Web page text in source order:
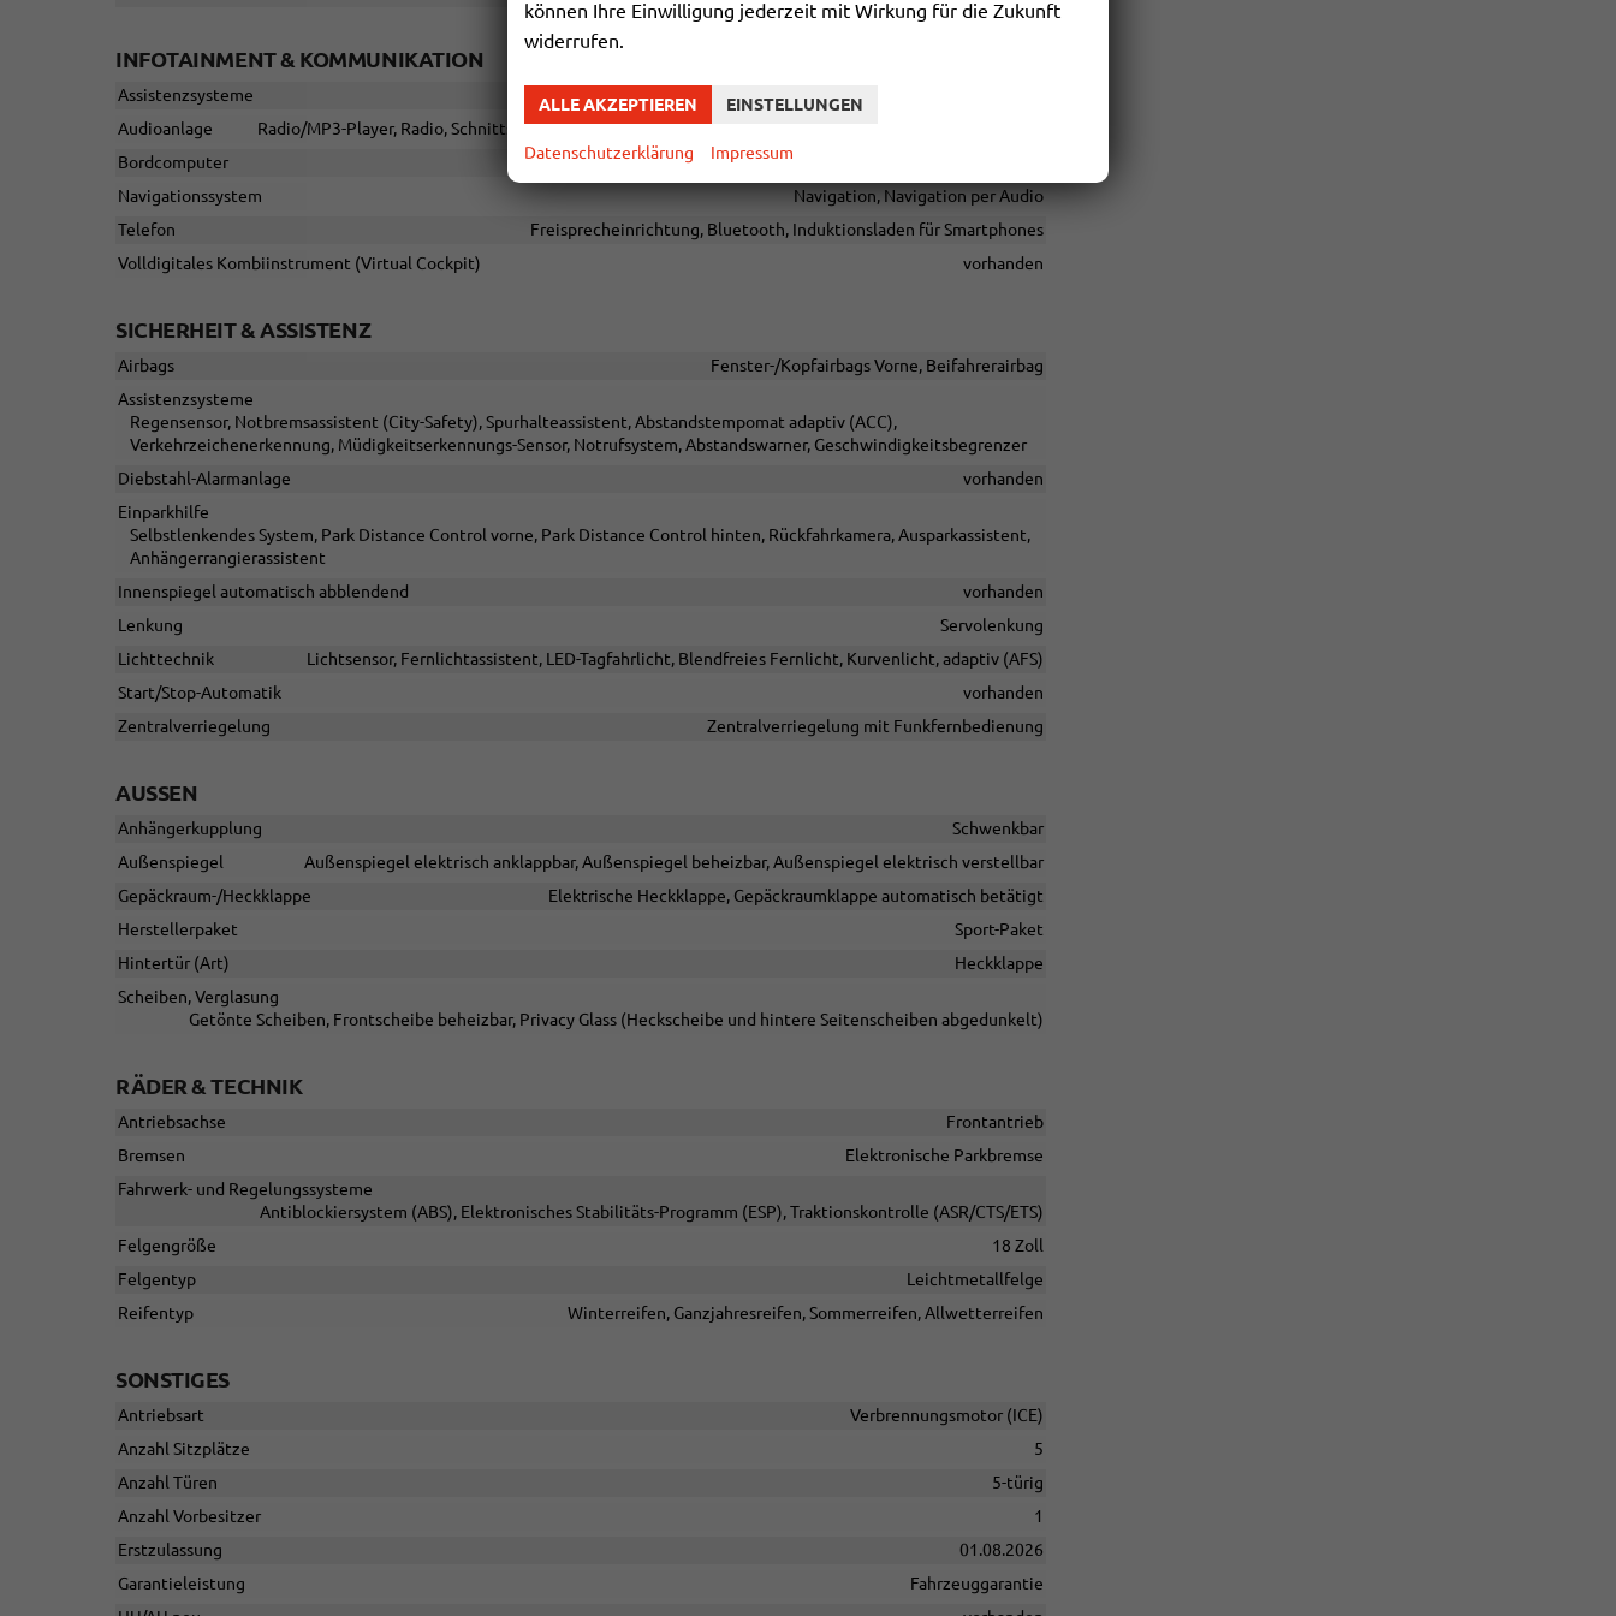
INFOTAINMENT & KOMMUNIKATION
Assistenzsysteme
Audioanlage
Radio/MP3-Player, Radio, Schnittstelle USB, Digitalradio DAB, Android Auto, Apple CarPlay, Touchscreen
Bordcomputer
Navigationssystem
Navigation, Navigation per Audio
Telefon
Freisprecheinrichtung, Bluetooth, Induktionsladen für Smartphones
Volldigitales Kombiinstrument (Virtual Cockpit)
vorhanden
SICHERHEIT & ASSISTENZ
Airbags
Fenster-/Kopfairbags Vorne, Beifahrerairbag
Assistenzsysteme
Regensensor, Notbremsassistent (City-Safety), Spurhalteassistent, Abstandstempomat adaptiv (ACC),
Verkehrzeichenerkennung, Müdigkeitserkennungs-Sensor, Notrufsystem, Abstandswarner, Geschwindigkeitsbegrenzer
Diebstahl-Alarmanlage
vorhanden
Einparkhilfe
Selbstlenkendes System, Park Distance Control vorne, Park Distance Control hinten, Rückfahrkamera, Ausparkassistent,
Anhängerrangierassistent
Innenspiegel automatisch abblendend
vorhanden
Lenkung
Servolenkung
Lichttechnik
Lichtsensor, Fernlichtassistent, LED-Tagfahrlicht, Blendfreies Fernlicht, Kurvenlicht, adaptiv (AFS)
Start/Stop-Automatik
vorhanden
Zentralverriegelung
Zentralverriegelung mit Funkfernbedienung
AUSSEN
Anhängerkupplung
Schwenkbar
Außenspiegel
Außenspiegel elektrisch anklappbar, Außenspiegel beheizbar, Außenspiegel elektrisch verstellbar
Gepäckraum-/Heckklappe
Elektrische Heckklappe, Gepäckraumklappe automatisch betätigt
Herstellerpaket
Sport-Paket
Hintertür (Art)
Heckklappe
Scheiben, Verglasung
Getönte Scheiben, Frontscheibe beheizbar, Privacy Glass (Heckscheibe und hintere Seitenscheiben abgedunkelt)
RÄDER & TECHNIK
Antriebsachse
Frontantrieb
Bremsen
Elektronische Parkbremse
Fahrwerk- und Regelungssysteme
Antiblockiersystem (ABS), Elektronisches Stabilitäts-Programm (ESP), Traktionskontrolle (ASR/CTS/ETS)
Felgengröße
18 Zoll
Felgentyp
Leichtmetallfelge
Reifentyp
Winterreifen, Ganzjahresreifen, Sommerreifen, Allwetterreifen
SONSTIGES
Antriebsart
Verbrennungsmotor (ICE)
Anzahl Sitzplätze
5
Anzahl Türen
5-türig
Anzahl Vorbesitzer
1
Erstzulassung
01.08.2026
Garantieleistung
Fahrzeuggarantie
können Ihre Einwilligung jederzeit mit Wirkung für die Zukunft
widerrufen.
ALLE AKZEPTIEREN EINSTELLUNGEN
Datenschutzerklärung Impressum